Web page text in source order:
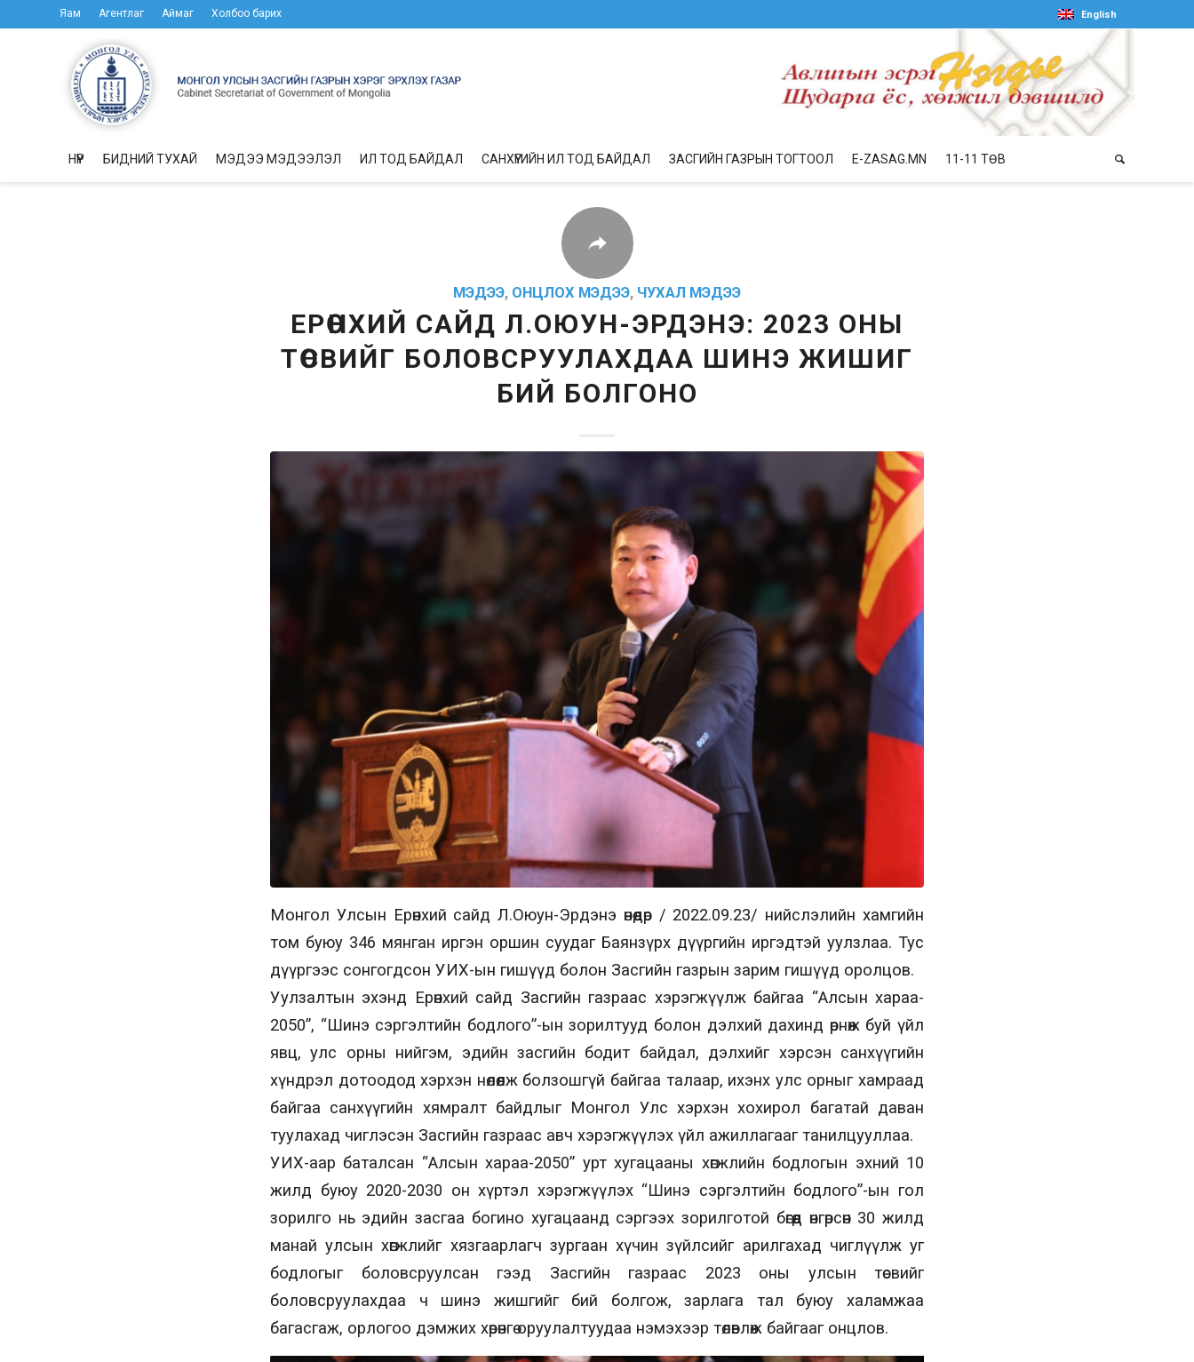
Яам Агентлаг Аймаг Холбоо барих English
НҮҮР БИДНИЙ ТУХАЙ МЭДЭЭ МЭДЭЭЛЭЛ ИЛ ТОД БАЙДАЛ САНХҮҮГИЙН ИЛ ТОД БАЙДАЛ ЗАСГИЙН ГАЗРЫН ТОГТООЛ E-ZASAG.MN 11-11 ТӨВ
МЭДЭЭ, ОНЦЛОХ МЭДЭЭ, ЧУХАЛ МЭДЭЭ
ЕРӨНХИЙ САЙД Л.ОЮУН-ЭРДЭНЭ: 2023 ОНЫ
ТӨСВИЙГ БОЛОВСРУУЛАХДАА ШИНЭ ЖИШИГ
БИЙ БОЛГОНО
Монгол Улсын Ерөнхий сайд Л.Оюун-Эрдэнэ өнөөдөр / 2022.09.23/ нийслэлийн хамгийн
том буюу 346 мянган иргэн оршин суудаг Баянзүрх дүүргийн иргэдтэй уулзлаа. Тус
дүүргээс сонгогдсон УИХ-ын гишүүд болон Засгийн газрын зарим гишүүд оролцов.
Уулзалтын эхэнд Ерөнхий сайд Засгийн газраас хэрэгжүүлж байгаа “Алсын хараа-
2050”, “Шинэ сэргэлтийн бодлого”-ын зорилтууд болон дэлхий дахинд өрнөж буй үйл
явц, улс орны нийгэм, эдийн засгийн бодит байдал, дэлхийг хэрсэн санхүүгийн
хүндрэл дотоодод хэрхэн нөлөөлж болзошгүй байгаа талаар, ихэнх улс орныг хамраад
байгаа санхүүгийн хямралт байдлыг Монгол Улс хэрхэн хохирол багатай даван
туулахад чиглэсэн Засгийн газраас авч хэрэгжүүлэх үйл ажиллагааг танилцууллаа.
УИХ-аар баталсан “Алсын хараа-2050” урт хугацааны хөгжлийн бодлогын эхний 10
жилд буюу 2020-2030 он хүртэл хэрэгжүүлэх “Шинэ сэргэлтийн бодлого”-ын гол
зорилго нь эдийн засгаа богино хугацаанд сэргээх зорилготой бөгөөд өнгөрсөн 30 жилд
манай улсын хөгжлийг хязгаарлагч зургаан хүчин зүйлсийг арилгахад чиглүүлж уг
бодлогыг боловсруулсан гээд Засгийн газраас 2023 оны улсын төсвийг
боловсруулахдаа ч шинэ жишгийг бий болгож, зарлага тал буюу халамжаа
багасгаж, орлогоо дэмжих хөрөнгө оруулалтуудаа нэмэхээр төлөвлөж байгааг онцлов.